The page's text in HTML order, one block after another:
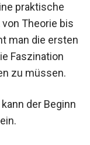
praktische
Theorie bis
man die ersten
Faszination
zu müssen.
der Beginn